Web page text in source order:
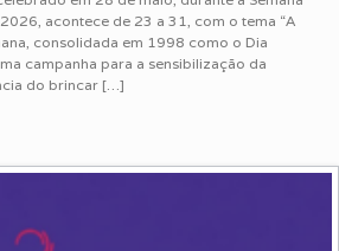
acontece de 23 a 31, com o tema “A
consolidada em 1998 como o Dia
campanha para a sensibilização da
do brincar […]